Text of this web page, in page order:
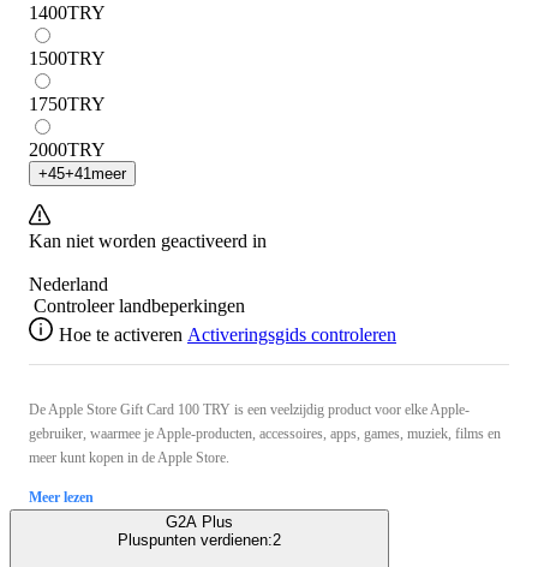
1400TRY
1500TRY
1750TRY
2000TRY
+45+41 meer
Kan niet worden geactiveerd in
Nederland
Controleer landbeperkingen
Hoe te activeren Activeringsgids controleren
De Apple Store Gift Card 100 TRY is een veelzijdig product voor elke Apple-
gebruiker, waarmee je Apple-producten, accessoires, apps, games, muziek, films en
meer kunt kopen in de Apple Store.
Meer lezen
G2A Plus
Pluspunten verdienen:2